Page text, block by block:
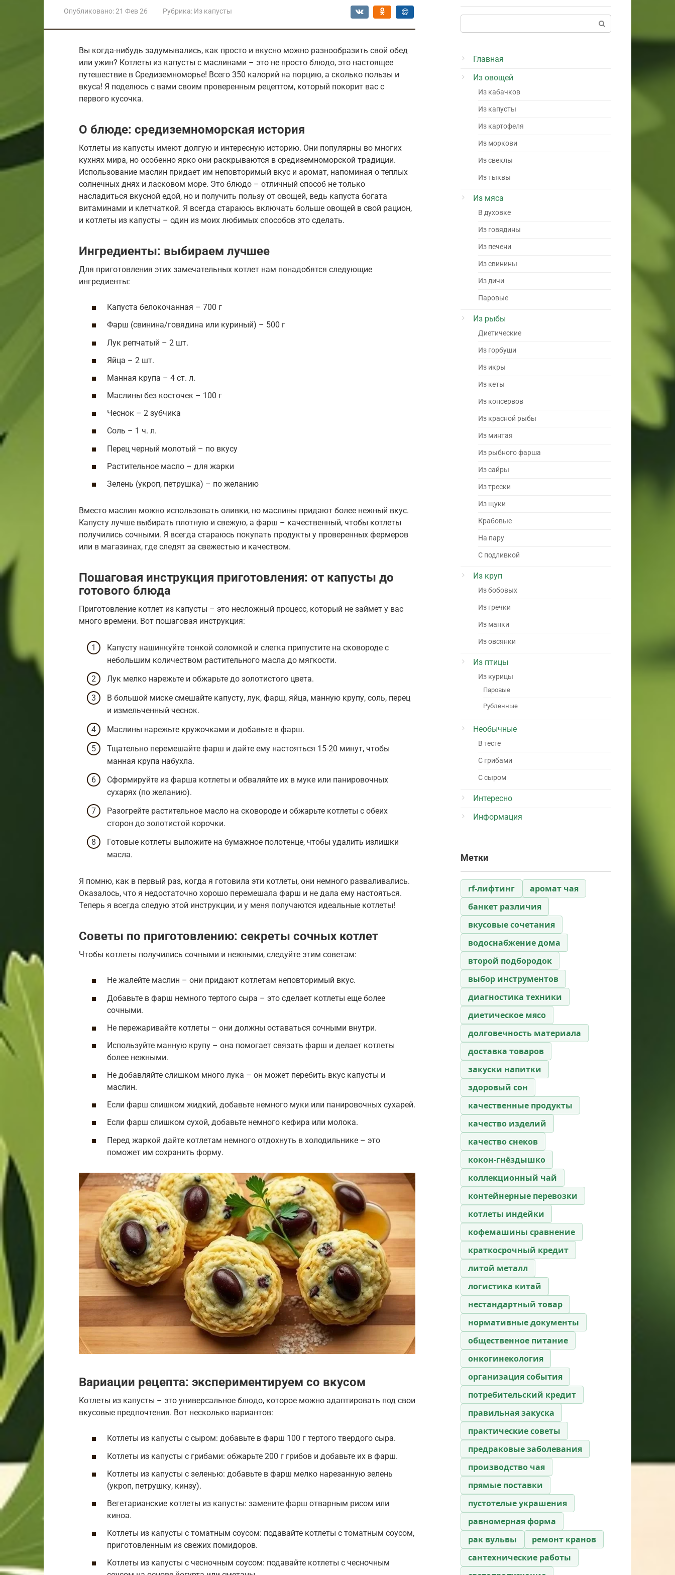
Опубликовано:21 Фев 26 Рубрика: Из капусты
Вы когда-нибудь задумывались, как просто и вкусно можно разнообразить свой обед
или ужин? Котлеты из капусты с маслинами – это не просто блюдо, это настоящее
путешествие в Средиземноморье! Всего 350 калорий на порцию, а сколько пользы и
вкуса! Я поделюсь с вами своим проверенным рецептом, который покорит вас с
первого кусочка.
О блюде: средиземноморская история
Котлеты из капусты имеют долгую и интересную историю. Они популярны во многих
кухнях мира, но особенно ярко они раскрываются в средиземноморской традиции.
Использование маслин придает им неповторимый вкус и аромат, напоминая о теплых
солнечных днях и ласковом море. Это блюдо – отличный способ не только
насладиться вкусной едой, но и получить пользу от овощей, ведь капуста богата
витаминами и клетчаткой. Я всегда стараюсь включать больше овощей в свой рацион,
и котлеты из капусты – один из моих любимых способов это сделать.
Ингредиенты: выбираем лучшее
Для приготовления этих замечательных котлет нам понадобятся следующие
ингредиенты:
Капуста белокочанная – 700 г
Фарш (свинина/говядина или куриный) – 500 г
Лук репчатый – 2 шт.
Яйца – 2 шт.
Манная крупа – 4 ст. л.
Маслины без косточек – 100 г
Чеснок – 2 зубчика
Соль – 1 ч. л.
Перец черный молотый – по вкусу
Растительное масло – для жарки
Зелень (укроп, петрушка) – по желанию
Вместо маслин можно использовать оливки, но маслины придают более нежный вкус.
Капусту лучше выбирать плотную и свежую, а фарш – качественный, чтобы котлеты
получились сочными. Я всегда стараюсь покупать продукты у проверенных фермеров
или в магазинах, где следят за свежестью и качеством.
Пошаговая инструкция приготовления: от капусты до
готового блюда
Приготовление котлет из капусты – это несложный процесс, который не займет у вас
много времени. Вот пошаговая инструкция:
Капусту нашинкуйте тонкой соломкой и слегка припустите на сковороде с
небольшим количеством растительного масла до мягкости.
Лук мелко нарежьте и обжарьте до золотистого цвета.
В большой миске смешайте капусту, лук, фарш, яйца, манную крупу, соль, перец
и измельченный чеснок.
Маслины нарежьте кружочками и добавьте в фарш.
Тщательно перемешайте фарш и дайте ему настояться 15-20 минут, чтобы
манная крупа набухла.
Сформируйте из фарша котлеты и обваляйте их в муке или панировочных
сухарях (по желанию).
Разогрейте растительное масло на сковороде и обжарьте котлеты с обеих
сторон до золотистой корочки.
Готовые котлеты выложите на бумажное полотенце, чтобы удалить излишки
масла.
Я помню, как в первый раз, когда я готовила эти котлеты, они немного разваливались.
Оказалось, что я недостаточно хорошо перемешала фарш и не дала ему настояться.
Теперь я всегда следую этой инструкции, и у меня получаются идеальные котлеты!
Советы по приготовлению: секреты сочных котлет
Чтобы котлеты получились сочными и нежными, следуйте этим советам:
Не жалейте маслин – они придают котлетам неповторимый вкус.
Добавьте в фарш немного тертого сыра – это сделает котлеты еще более
сочными.
Не пережаривайте котлеты – они должны оставаться сочными внутри.
Используйте манную крупу – она помогает связать фарш и делает котлеты
более нежными.
Не добавляйте слишком много лука – он может перебить вкус капусты и
маслин.
Если фарш слишком жидкий, добавьте немного муки или панировочных сухарей.
Если фарш слишком сухой, добавьте немного кефира или молока.
Перед жаркой дайте котлетам немного отдохнуть в холодильнике – это
поможет им сохранить форму.
Вариации рецепта: экспериментируем со вкусом
Котлеты из капусты – это универсальное блюдо, которое можно адаптировать под свои
вкусовые предпочтения. Вот несколько вариантов:
Котлеты из капусты с сыром: добавьте в фарш 100 г тертого твердого сыра.
Котлеты из капусты с грибами: обжарьте 200 г грибов и добавьте их в фарш.
Котлеты из капусты с зеленью: добавьте в фарш мелко нарезанную зелень
(укроп, петрушку, кинзу).
Вегетарианские котлеты из капусты: замените фарш отварным рисом или
киноа.
Котлеты из капусты с томатным соусом: подавайте котлеты с томатным соусом,
приготовленным из свежих помидоров.
Котлеты из капусты с чесночным соусом: подавайте котлеты с чесночным
Главная
Из овощей
Из кабачков
Из капусты
Из картофеля
Из моркови
Из свеклы
Из тыквы
Из мяса
В духовке
Из говядины
Из печени
Из свинины
Из дичи
Паровые
Из рыбы
Диетические
Из горбуши
Из икры
Из кеты
Из консервов
Из красной рыбы
Из минтая
Из рыбного фарша
Из сайры
Из трески
Из щуки
Крабовые
На пару
С подливкой
Из круп
Из бобовых
Из гречки
Из манки
Из овсянки
Из птицы
Из курицы
Паровые
Рубленные
Необычные
В тесте
С грибами
С сыром
Интересно
Информация
Метки
rf-лифтинг
аромат чая
банкет различия
вкусовые сочетания
водоснабжение дома
второй подбородок
выбор инструментов
диагностика техники
диетическое мясо
долговечность материала
доставка товаров
закуски напитки
здоровый сон
качественные продукты
качество изделий
качество снеков
кокон-гнёздышко
коллекционный чай
контейнерные перевозки
котлеты индейки
кофемашины сравнение
краткосрочный кредит
литой металл
логистика китай
нестандартный товар
нормативные документы
общественное питание
онкогинекология
организация события
потребительский кредит
правильная закуска
практические советы
предраковые заболевания
производство чая
прямые поставки
пустотелые украшения
равномерная форма
рак вульвы
ремонт кранов
сантехнические работы